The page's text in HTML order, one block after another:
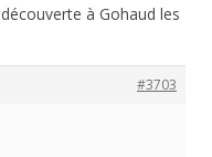
à Gohaud les
#3703